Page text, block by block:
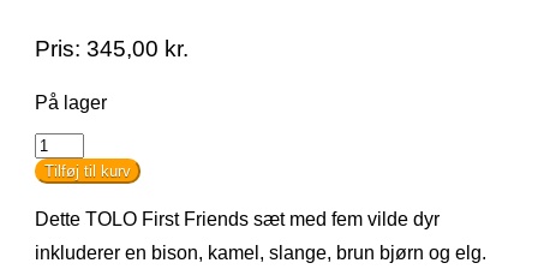
Pris: 345,00 kr.
På lager
Vilde
Dyr
Sæt
II
-
TOLO
Tilføj til kurv
Dette TOLO First Friends sæt med fem vilde dyr
inkluderer en bison, kamel, slange, brun bjørn og elg.